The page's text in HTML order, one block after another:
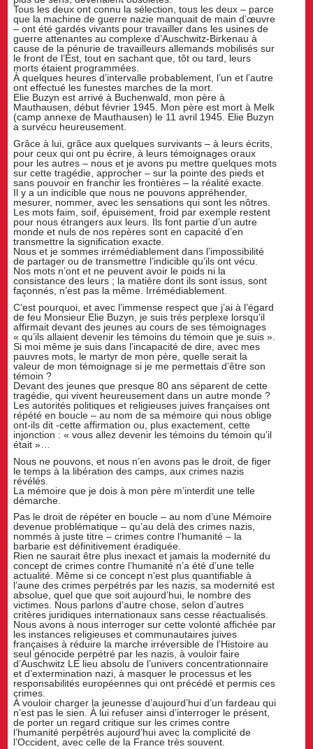
Tous les deux ont connu la sélection, tous les deux – parce
que la machine de guerre nazie manquait de main d’œuvre
– ont été gardés vivants pour travailler dans les usines de
guerre attenantes au complexe d’Auschwitz-Birkenau à
cause de la pénurie de travailleurs allemands mobilisés sur
le front de l’Est, tout en sachant que, tôt ou tard, leurs
morts étaient programmées.
À quelques heures d’intervalle probablement, l’un et l’autre
ont effectué les funestes marches de la mort.
Elie Buzyn est arrivé à Buchenwald, mon père à
Mauthausen, début février 1945. Mon père est mort à Melk
(camp annexe de Mauthausen) le 11 avril 1945. Elie Buzyn
a survécu heureusement.
Grâce à lui, grâce aux quelques survivants – à leurs écrits,
pour ceux qui ont pu écrire, à leurs témoignages oraux
pour les autres – nous et je avons pu mettre quelques mots
sur cette tragédie, approcher – sur la pointe des pieds et
sans pouvoir en franchir les frontières – la réalité exacte.
Il y a un indicible que nous ne pouvons appréhender,
mesurer, nommer, avec les sensations qui sont les nôtres.
Les mots faim, soif, épuisement, froid par exemple restent
pour nous étrangers aux leurs. Ils font partie d’un autre
monde et nuls de nos repères sont en capacité d’en
transmettre la signification exacte.
Nous et je sommes irrémédiablement dans l’impossibilité
de partager ou de transmettre l’indicible qu’ils ont vécu.
Nos mots n’ont et ne peuvent avoir le poids ni la
consistance des leurs ; la matière dont ils sont issus, sont
façonnés, n’est pas la même. Irrémédiablement.
C’est pourquoi, et avec l’immense respect que j’ai à l’égard
de feu Monsieur Elie Buzyn, je suis très perplexe lorsqu’il
affirmait devant des jeunes au cours de ses témoignages
« qu’ils allaient devenir les témoins du témoin que je suis ».
Si moi même je suis dans l’incapacité de dire, avec mes
pauvres mots, le martyr de mon père, quelle serait la
valeur de mon témoignage si je me permettais d’être son
témoin ?
Devant des jeunes que presque 80 ans séparent de cette
tragédie, qui vivent heureusement dans un autre monde ?
Les autorités politiques et religieuses juives françaises ont
répété en boucle – au nom de sa mémoire qui nous oblige
ont-ils dit -cette affirmation ou, plus exactement, cette
injonction : « vous allez devenir les témoins du témoin qu’il
était »…
Nous ne pouvons, et nous n’en avons pas le droit, de figer
le temps à la libération des camps, aux crimes nazis
révélés.
La mémoire que je dois à mon père m’interdit une telle
démarche.
Pas le droit de répéter en boucle – au nom d’une Mémoire
devenue problématique – qu’au delà des crimes nazis,
nommés à juste titre – crimes contre l’humanité – la
barbarie est définitivement éradiquée.
Rien ne saurait être plus inexact et jamais la modernité du
concept de crimes contre l’humanité n’a été d’une telle
actualité. Même si ce concept n’est plus quantifiable à
l’aune des crimes perpétrés par les nazis, sa modernité est
absolue, quel que que soit aujourd’hui, le nombre des
victimes. Nous parlons d’autre chose, selon d’autres
critères juridiques internationaux sans cesse réactualisés.
Nous avons à nous interroger sur cette volonté affichée par
les instances religieuses et communautaires juives
françaises à réduire la marche irréversible de l’Histoire au
seul génocide perpétré par les nazis, à vouloir faire
d’Auschwitz LE lieu absolu de l’univers concentrationnaire
et d’extermination nazi, à masquer le processus et les
responsabilités européennes qui ont précédé et permis ces
crimes.
À vouloir charger la jeunesse d’aujourd’hui d’un fardeau qui
n’est pas le sien. À lui refuser ainsi d’interroger le présent,
de porter un regard critique sur les crimes contre
l’humanité perpétrés aujourd’hui avec la complicité de
l’Occident, avec celle de la France très souvent.